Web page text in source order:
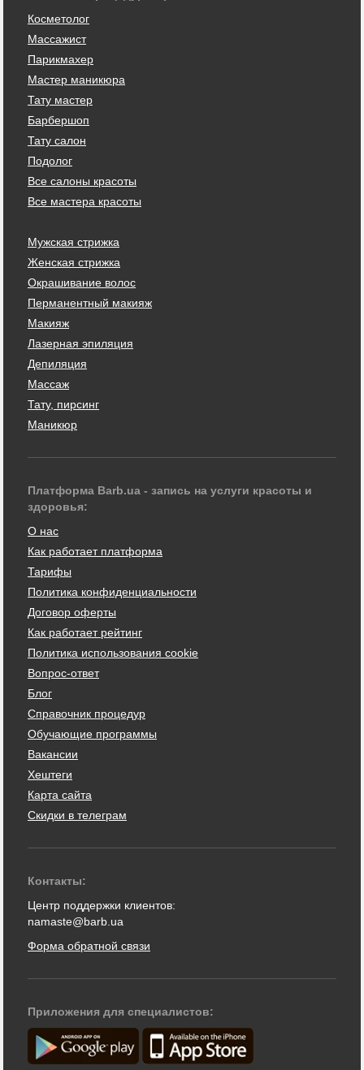
Косметолог
Массажист
Парикмахер
Мастер маникюра
Тату мастер
Барбершоп
Тату салон
Подолог
Все салоны красоты
Все мастера красоты
Мужская стрижка
Женская стрижка
Окрашивание волос
Перманентный макияж
Макияж
Лазерная эпиляция
Депиляция
Массаж
Тату, пирсинг
Маникюр
Платформа Barb.ua - запись на услуги красоты и
здоровья:
О нас
Как работает платформа
Тарифы
Политика конфиденциальности
Договор оферты
Как работает рейтинг
Политика использования cookie
Вопрос-ответ
Блог
Справочник процедур
Обучающие программы
Вакансии
Хештеги
Карта сайта
Скидки в телеграм
Контакты:
Центр поддержки клиентов:
namaste@barb.ua
Форма обратной связи
Приложения для специалистов: